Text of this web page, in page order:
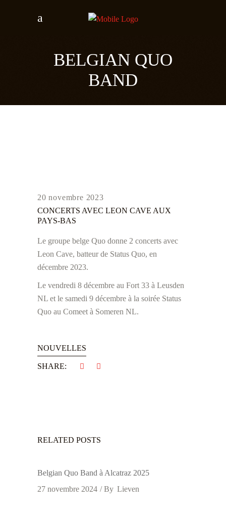
BELGIAN QUO
BAND
20 novembre 2023
CONCERTS AVEC LEON CAVE AUX
PAYS-BAS
Le groupe belge Quo donne 2 concerts avec
Leon Cave, batteur de Status Quo, en
décembre 2023.
Le vendredi 8 décembre au Fort 33 à Leusden
NL et le samedi 9 décembre à la soirée Status
Quo au Comeet à Someren NL.
NOUVELLES
SHARE:
RELATED POSTS
Belgian Quo Band à Alcatraz 2025
27 novembre 2024
By Lieven